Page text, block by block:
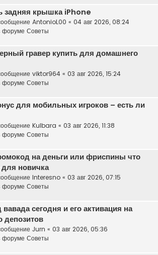
задняя крышка iPhone
AntonioL00 « 04 авг 2026, 08:24
форуме Советы
гравер купить для домашнего
viktor964 « 03 авг 2026, 15:24
форуме Советы
для мобильных игроков – есть ли
Kulbara « 03 авг 2026, 11:38
форуме Советы
на деньги или фриспины что
новичка
Interesno « 03 авг 2026, 07:15
форуме Советы
сегодня и его активация на
депозитов
Jurn « 03 авг 2026, 05:36
форуме Советы